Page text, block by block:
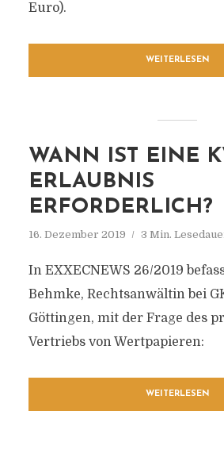
Euro).
WEITERLESEN
WANN IST EINE
ERLAUBNIS
ERFORDERLICH?
16. Dezember 2019 3 Min.
In EXXECNEWS 26/2019
Behmke, Rechtsanwältin bei
Göttingen, mit der Frage des
Vertriebs von Wertpapieren:
WEITERLESEN